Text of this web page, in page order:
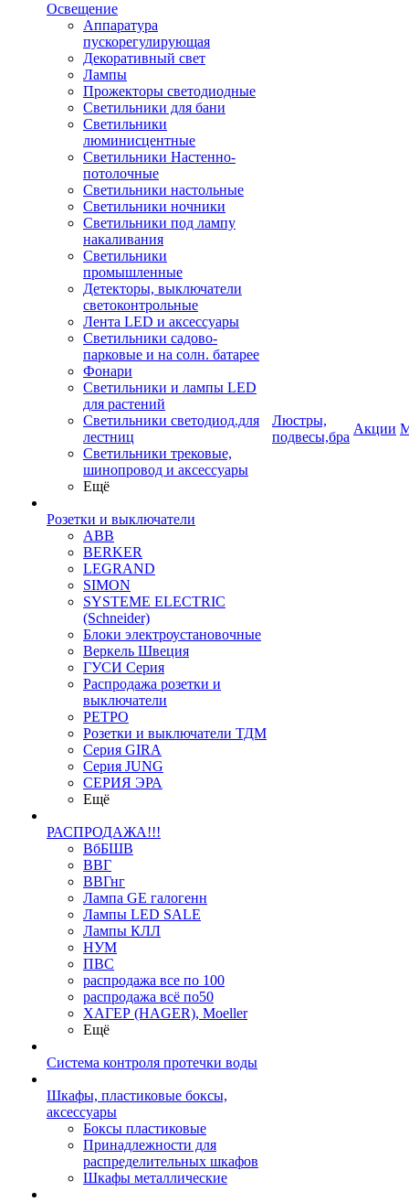
Освещение
Аппаратура
пускорегулирующая
Декоративный свет
Лампы
Прожекторы светодиодные
Светильники для бани
Светильники
люминисцентные
Светильники Настенно-
потолочные
Светильники настольные
Светильники ночники
Светильники под лампу
накаливания
Светильники
промышленные
Детекторы, выключатели
светоконтрольные
Лента LED и аксессуары
Светильники садово-
парковые и на солн. батарее
Фонари
Светильники и лампы LED
для растений
Светильники светодиод.для
лестниц
Светильники трековые,
шинопровод и аксессуары
Ещё
Розетки и выключатели
ABB
BERKER
LEGRAND
SIMON
SYSTEME ELECTRIC
(Schneider)
Блоки электроустановочные
Веркель Швеция
ГУСИ Серия
Распродажа розетки и
выключатели
РЕТРО
Розетки и выключатели ТДМ
Серия GIRA
Серия JUNG
СЕРИЯ ЭРА
Ещё
РАСПРОДАЖА!!!
ВбБШВ
ВВГ
ВВГнг
Лампа GE галогенн
Лампы LED SALE
Лампы КЛЛ
НУМ
ПВС
распродажа все по 100
распродажа всё по50
ХАГЕР (HAGER), Moeller
Ещё
Система контроля протечки воды
Шкафы, пластиковые боксы,
аксессуары
Боксы пластиковые
Принадлежности для
распределительных шкафов
Шкафы металлические
Люстры,
подвесы,бра
Акции